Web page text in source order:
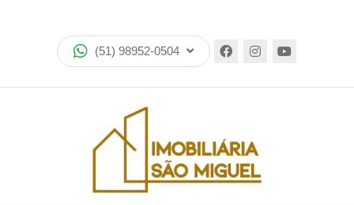
(51) 98952-0504
Imóveis
Encomende seu imóvel